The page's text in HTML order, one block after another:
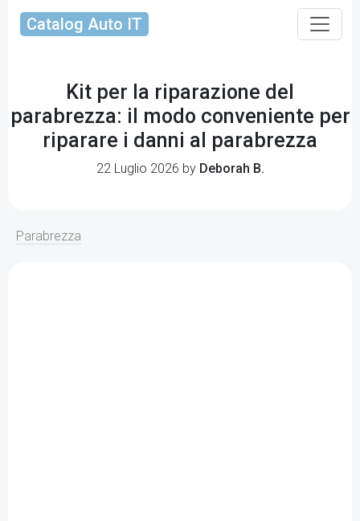
Catalog Auto IT
Kit per la riparazione del
parabrezza: il modo conveniente per
riparare i danni al parabrezza
22 Luglio 2026 by Deborah B.
Parabrezza